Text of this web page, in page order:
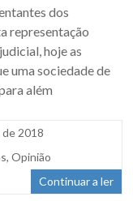
dos
representação
hoje as
uma sociedade de
além
de 2018
,Opinião
Continuar a ler